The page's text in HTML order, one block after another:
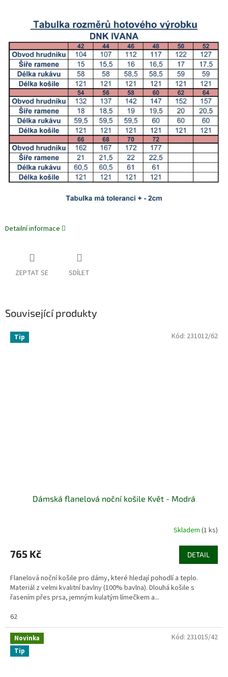
Detailní informace
ZEPTAT SE SDÍLET
Související produkty
Tip
Dámská flanelová noční košile Květ - Modrá
Skladem (1 ks)
765 Kč DETAIL
Flanelová noční košile pro dámy, které hledají pohodlí a teplo.
Materiál z velmi kvalitní bavlny (100% bavlna). Dlouhá košile s
řasením přes prsa, jemným kulatým límečkem a...
62
Kód: 231012/62
Novinka
Tip
Kód: 231015/42